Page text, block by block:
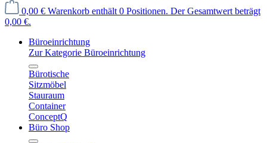
0,00 € Warenkorb enthält 0 Positionen. Der Gesamtwert beträgt
0,00 €.
Büroeinrichtung
Zur Kategorie Büroeinrichtung
Bürotische
Sitzmöbel
Stauraum
Container
ConceptQ
Büro Shop